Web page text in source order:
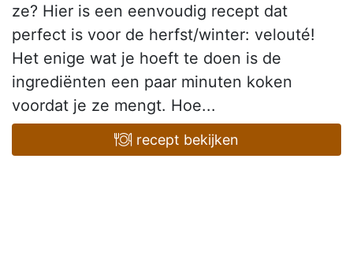
ze? Hier is een eenvoudig recept dat
perfect is voor de herfst/winter: velouté!
Het enige wat je hoeft te doen is de
ingrediënten een paar minuten koken
voordat je ze mengt. Hoe...
recept bekijken